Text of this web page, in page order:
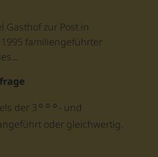
zur Post in
familiengeführter
der 3☼☼☼- und
oder gleichwertig.